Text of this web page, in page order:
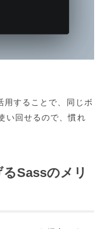
することで、同じボ
い回せるので、慣れ
Sassのメリ